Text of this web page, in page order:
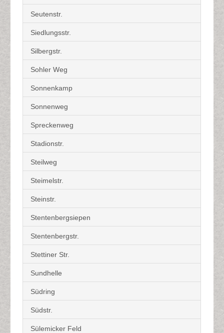
Seutenstr.
Siedlungsstr.
Silbergstr.
Sohler Weg
Sonnenkamp
Sonnenweg
Spreckenweg
Stadionstr.
Steilweg
Steimelstr.
Steinstr.
Stentenbergsiepen
Stentenbergstr.
Stettiner Str.
Sundhelle
Südring
Südstr.
Sülemicker Feld